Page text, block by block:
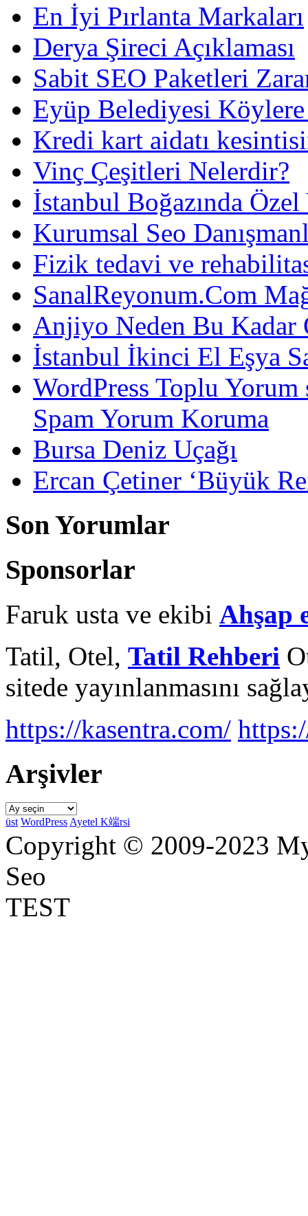
En İyi Pırlanta Markaları
Derya Şireci Açıklaması
Sabit SEO Paketleri
Eyüp Belediyesi
Kredi kart aidatı
Vinç Çeşitleri Nelerdir?
İstanbul Boğazında
Kurumsal Seo
Fizik tedavi ve
SanalReyonum.Com
Anjiyo Neden Bu Kadar
İstanbul İkinci El Eşya
WordPress Toplu
Spam Yorum Koruma
Bursa Deniz Uçağı
Ercan Çetiner ‘Büyük
Son Yorumlar
Sponsorlar
Faruk usta ve ekibi Ahşap
Tatil, Otel, Tatil Rehberi
sitede yayınlanmasını
https://kasentra.com/
Arşivler
Arşivler
üst WordPressAyetel K端rsi
Copyright © 2009-2023
Seo
TEST